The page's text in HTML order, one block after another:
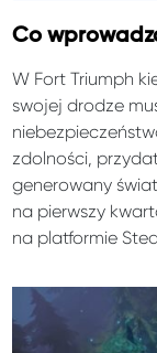
Co
W Fort Triumph
swojej drodze
zdolności,
generowany
na pierwszy
na platformie